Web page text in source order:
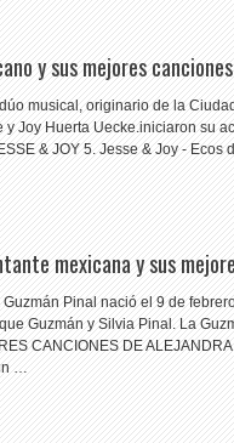
y sus mejores canciones
musical, originario de la
Joy Huerta Uecke.iniciaron su
& JOY 5. Jesse & Joy - Ecos
mexicana y sus
Pinal nació el 9 de
Guzmán y Silvia Pinal. La
CANCIONES DE
…